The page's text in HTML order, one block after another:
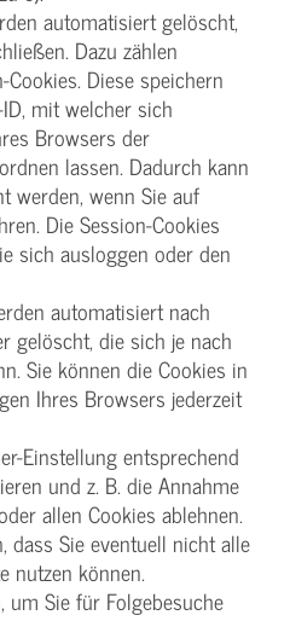
automatisiert gelöscht,
Dazu zählen
Diese speichern
mit welcher sich
Browsers der
lassen. Dadurch kann
werden, wenn Sie auf
Die Session-Cookies
sich ausloggen oder den
automatisiert nach
gelöscht, die sich je nach
Sie können die Cookies in
Ihres Browsers jederzeit
Einstellung entsprechend
und z. B. die Annahme
allen Cookies ablehnen.
dass Sie eventuell nicht alle
nutzen können.
um Sie für Folgebesuche